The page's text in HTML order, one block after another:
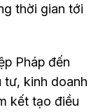
thời gian tới
Pháp đến
tư, kinh doanh
kết tạo điều